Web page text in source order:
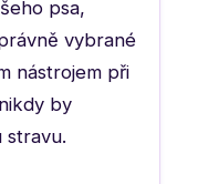
psa,
vybrané
nástrojem při
by
stravu.